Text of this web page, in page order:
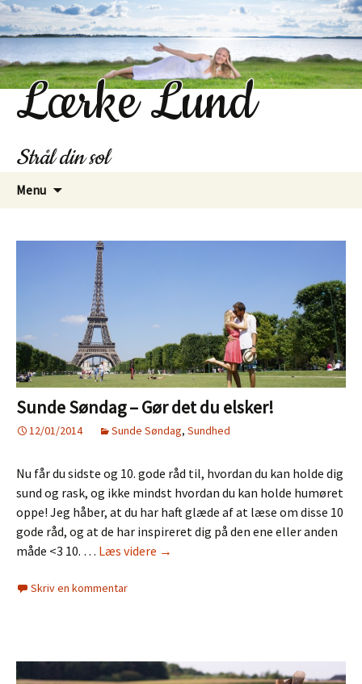
Lærke Lund
Strål din sol
Menu
Sunde Søndag – Gør det du elsker!
12/01/2014 Sunde Søndag, Sundhed
Nu får du sidste og 10. gode råd til, hvordan du kan holde dig
sund og rask, og ikke mindst hvordan du kan holde humøret
oppe! Jeg håber, at du har haft glæde af at læse om disse 10
gode råd, og at de har inspireret dig på den ene eller anden
måde <3 10. … Læs videre Sunde
elsker!
→
Skriv en kommentar